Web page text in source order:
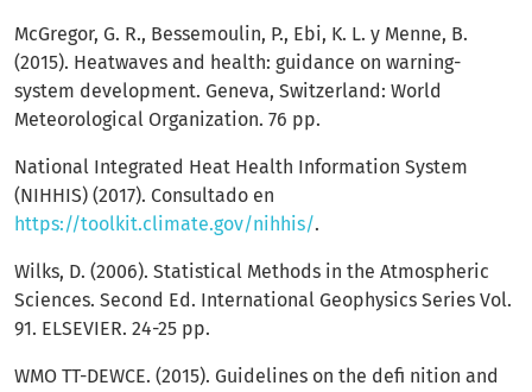
McGregor, G. R., Bessemoulin, P., Ebi, K. L. y Menne, B.
(2015). Heatwaves and health: guidance on warning-
system development. Geneva, Switzerland: World
Meteorological Organization. 76 pp.
National Integrated Heat Health Information System
(NIHHIS) (2017). Consultado en
https://toolkit.climate.gov/nihhis/.
Wilks, D. (2006). Statistical Methods in the Atmospheric
Sciences. Second Ed. International Geophysics Series Vol.
91. ELSEVIER. 24-25 pp.
WMO TT-DEWCE. (2015). Guidelines on the defi nition and